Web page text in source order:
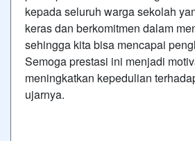
kepada seluruh warga sekolah
keras dan berkomitmen dalam
sehingga kita bisa mencapai
Semoga prestasi ini menjadi
meningkatkan kepedulian
ujarnya.